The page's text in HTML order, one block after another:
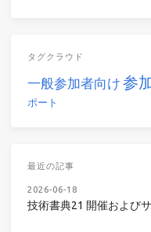
タグクラウド
一般参加者向け 参
ポート
最近の記事
2026-06-18
技術書典21 開催および